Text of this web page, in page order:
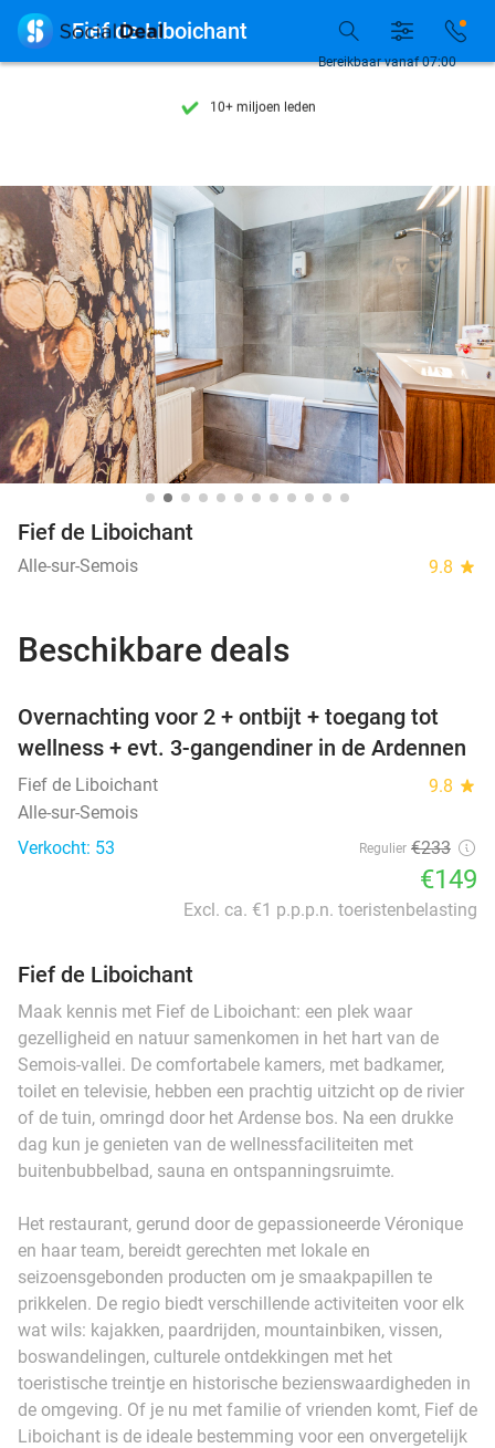
7 dagen per week beschikbaar
10+ miljoen leden
7 dagen per week beschikbaar
10+ miljoen leden
Bereikbaar vanaf 07:00
 Fief de Liboichant
Fief de Liboichant
Alle-sur-Semois 9.8 star
Beschikbare deals
Overnachting voor 2 + ontbijt + toegang tot
wellness + evt. 3-gangendiner in de Ardennen
Fief de Liboichant 9.8 star
Alle-sur-Semois
Verkocht: 53
Regulier €233
€149
Excl. ca. €1 p.p.p.n. toeristenbelasting
Fief de Liboichant
Maak kennis met Fief de Liboichant: een plek waar
gezelligheid en natuur samenkomen in het hart van de
Semois-vallei. De comfortabele kamers, met badkamer,
toilet en televisie, hebben een prachtig uitzicht op de rivier
of de tuin, omringd door het Ardense bos. Na een drukke
dag kun je genieten van de wellnessfaciliteiten met
buitenbubbelbad, sauna en ontspanningsruimte.
Het restaurant, gerund door de gepassioneerde Véronique
en haar team, bereidt gerechten met lokale en
seizoensgebonden producten om je smaakpapillen te
prikkelen. De regio biedt verschillende activiteiten voor elk
wat wils: kajakken, paardrijden, mountainbiken, vissen,
boswandelingen, culturele ontdekkingen met het
toeristische treintje en historische bezienswaardigheden in
de omgeving. Of je nu met familie of vrienden komt, Fief de
Liboichant is de ideale bestemming voor een onvergetelijk